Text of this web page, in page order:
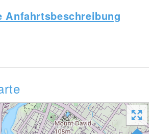
Anfahrtsbeschreibung